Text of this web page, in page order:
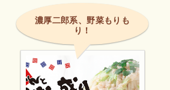
います。
保護されている場合があります。
濃厚二郎系、野菜もりも
り！